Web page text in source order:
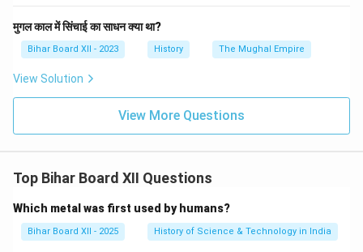
मुगल काल में सिंचाई का साधन क्या था?
Bihar Board XII - 2023 History The Mughal Empire
View Solution
View More Questions
Top Bihar Board XII Questions
Which metal was first used by humans?
Bihar Board XII - 2025 History of Science & Technology in India